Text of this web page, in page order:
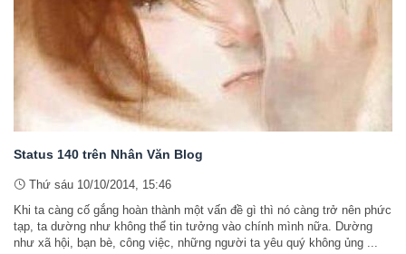
Status 140 trên Nhân Văn Blog
Thứ sáu 10/10/2014, 15:46
Khi ta càng cố gắng hoàn thành một vấn đề gì thì nó càng trở nên phức
tạp, ta dường như không thể tin tưởng vào chính mình nữa. Dường
như xã hội, bạn bè, công việc, những người ta yêu quý không ủng ...